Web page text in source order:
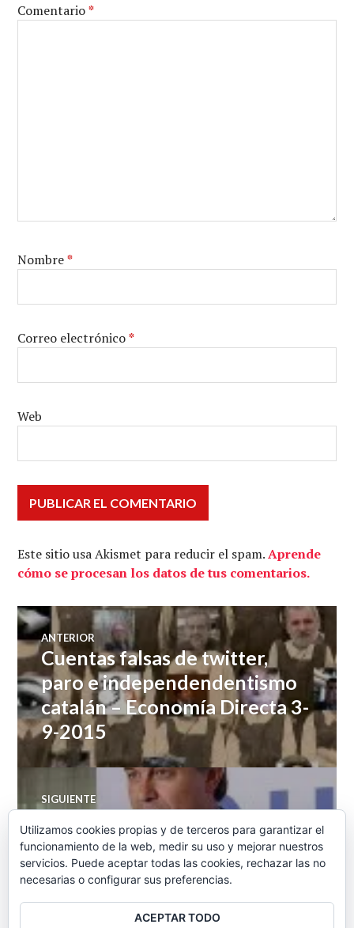
Comentario*
Nombre*
Correo electrónico*
Web
Este sitio usa Akismet para reducir el spam.Aprende
cómo se procesan los datos de tus comentarios.
Navegación
de
entradas
ANTERIOR
Entrada
anterior:
Cuentas falsas de twitter,
paro e independendentismo
catalán – Economía Directa 3-
9-2015
SIGUIENTE
siguiente:
La rebelion de Artur Mas y la
inseguridad jurídica del PP –
Radio Gramsci 4-9-2015
Utilizamos cookies propias y de terceros para garantizar el
funcionamiento de la web, medir su uso y mejorar nuestros
servicios. Puede aceptar todas las cookies, rechazar las no
necesarias o configurar sus preferencias.
ACEPTAR TODO